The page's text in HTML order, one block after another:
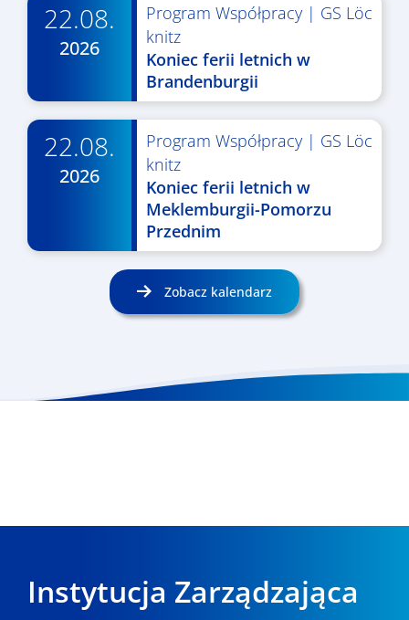
22.08.
2026
Program Współpracy| GS Löc
knitz
Koniec ferii letnich w
Brandenburgii
22.08.
2026
Program Współpracy| GS Löc
knitz
Koniec ferii letnich w
Meklemburgii-Pomorzu
Przednim
Zobacz kalendarz
Instytucja Zarządzająca